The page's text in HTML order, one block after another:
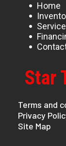
Home
Star
Terms and
Privacy
Site Map